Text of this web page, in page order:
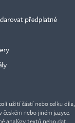
předplatné
užití částí nebo celku díla,
nebo jiném jazyce.